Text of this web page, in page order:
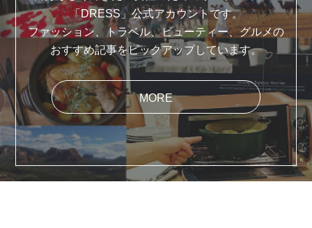
「DRESS」公式アカウントです。
ファッション、トラベル、ビューティー、グルメの
おすすめ記事をピックアップしています。
MORE